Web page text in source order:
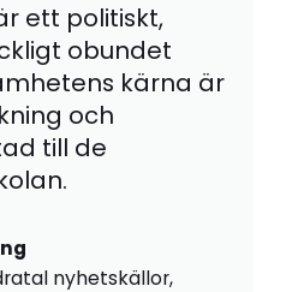
ett politiskt,
obundet
kärna är
och
till de
nyhetskällor,